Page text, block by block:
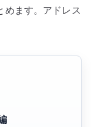
ます。アドレス